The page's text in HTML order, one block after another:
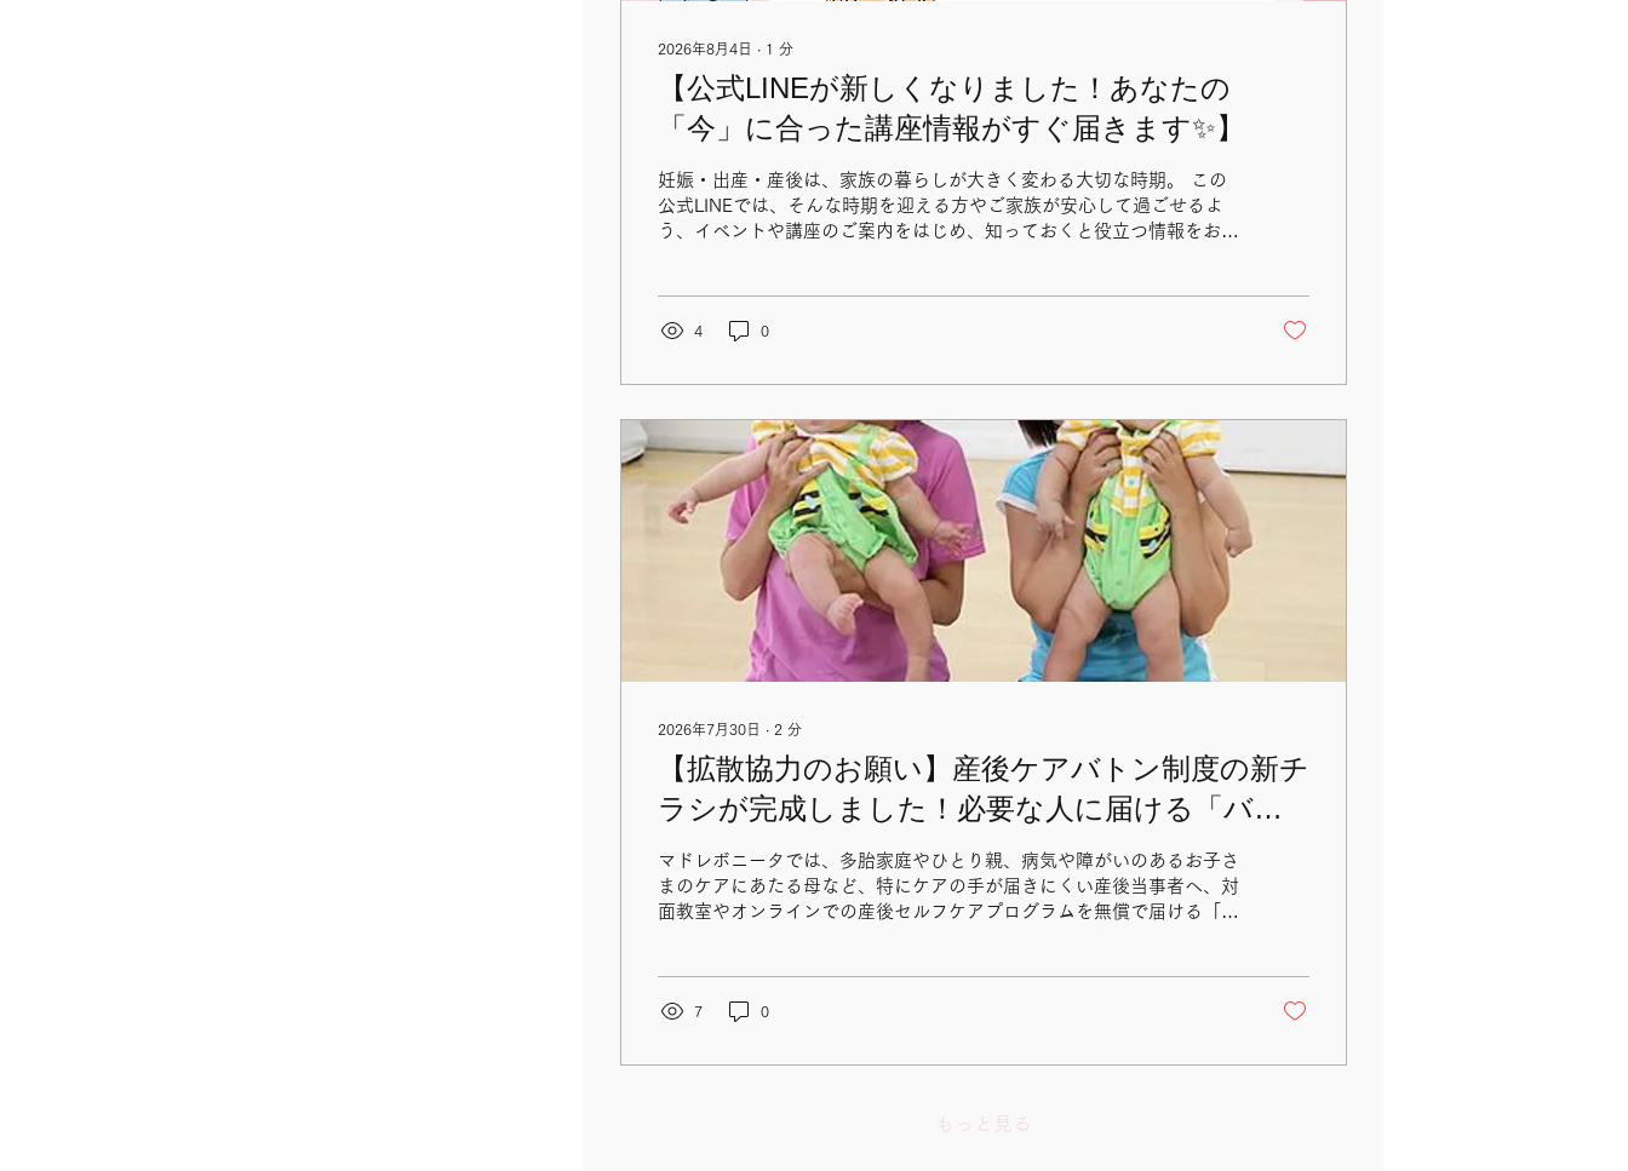
2026年8月4日 ∙ 1 分
【公式LINEが新しくなりました！あなたの
「今」に合った講座情報がすぐ届きます✨】
妊娠・出産・産後は、家族の暮らしが大きく変わる大切な時期。 この
公式LINEでは、そんな時期を迎える方やご家族が安心して過ごせるよ
う、イベントや講座のご案内をはじめ、知っておくと役立つ情報をお届
たリッチメニュー まずは、ご自身の今の時期・状況に合ったメニュー
から https://lin.ee/zFxX67u 今のご自身に合った情報を見つけるきっか
しゃいましたら、教えてあげてくださいね。
4 0
2026年7月30日 ∙ 2 分
【拡散協力のお願い】産後ケアバトン制度の新チ
ラシが完成しました！必要な人に届ける「バト
ン」を、一緒に繋ぎませんか？
マドレボニータでは、多胎家庭やひとり親、病気や障がいのあるお子さ
まのケアにあたる母など、特にケアの手が届きにくい産後当事者へ、対
面教室やオンラインでの産後セルフケアプログラムを無償で届ける「産
「産後ケアバトン制度」が届いてほしい方々 制度の対象となるのは、
以下のような方です。 ひとり親 多胎児の母（必要に応じ「介助ボラン
の母（上のお子さまに病気や障がいがある方） 出生〜生後180日の間に
7 0
もっと見る